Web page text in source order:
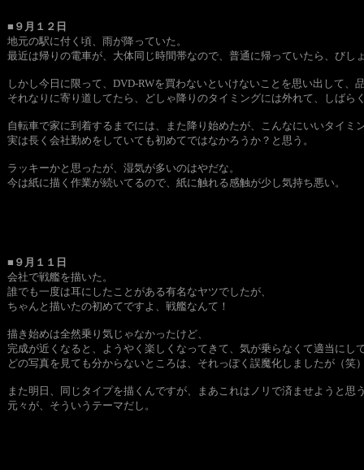
■９月１２日
地元の駅に付く頃、雨が降っていた。
最近は帰りの電車が、大体同じ時間帯なので、普通に帰っていたら、びし
しかし今日に限って、DVD-RWを買わないといけないことを思い出して
それなりに寄り道してたら、どしゃ降りのタイミングには外れて、しばら
自転車で家に到着するまでには、また降り始めたが、こんなにいいタイミ
実は長く会社勤めをしていても初めてではなかろうか？と思う。
ラッキーかと思ったが、湿気が多いのはやだな。
今は紙に描く作業が続いてるので、紙に触れる感触が少し気持ち悪い。
■９月１１日
会社で戦艦を描いた。
誰でも一度は耳にしたことがある有名なヤツでしたが、
ちゃんと描いたの初めてですよ、戦艦なんて！
描き始めは全然乗り気じゃなかったけど、
完成が近くなると、ようやく楽しくなってきて、気が乗らなくて適当にし
どの写真を見ても分からないところは、それっぽく誤魔化しましたが（笑
また明日、同じタイプを描くんですが、まあこれはノリで済ませようと
元々が、そういうテーマだし。